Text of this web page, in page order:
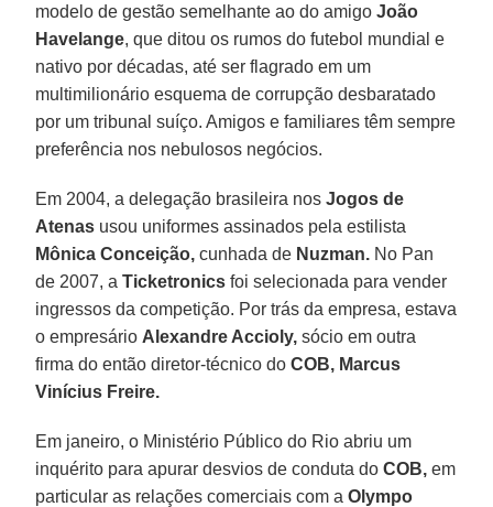
modelo de gestão semelhante ao do amigoJoão
Havelange, que ditou os rumos do futebol mundial e
nativo por décadas, até ser flagrado em um
multimilionário esquema de corrupção desbaratado
por um tribunal suíço. Amigos e familiares têm sempre
preferência nos nebulosos negócios.
Em 2004, a delegação brasileira nosJogos de
Atenas usou uniformes assinados pela estilista
Mônica Conceição, cunhada de Nuzman. No Pan
de 2007, aTicketronics foi selecionada para vender
ingressos da competição. Por trás da empresa, estava
o empresário Alexandre Accioly, sócio em outra
firma do então diretor-técnico doCOB, Marcus
Vinícius Freire.
Em janeiro, o Ministério Público do Rio abriu um
inquérito para apurar desvios de conduta doCOB, em
particular as relações comerciais com aOlympo